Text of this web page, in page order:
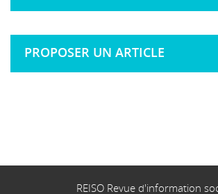
PROPOSER UN ARTICLE
REISO Revue d'information